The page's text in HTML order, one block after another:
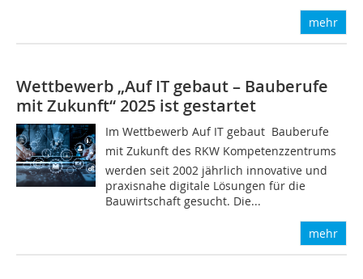
mehr
Wettbewerb „Auf IT gebaut – Bauberufe
mit Zukunft“ 2025 ist gestartet
Im Wettbewerb Auf IT gebaut  Bauberufe
mit Zukunft des RKW Kompetenzzentrums
werden seit 2002 jährlich innovative und
praxisnahe digitale Lösungen für die
Bauwirtschaft gesucht. Die...
mehr